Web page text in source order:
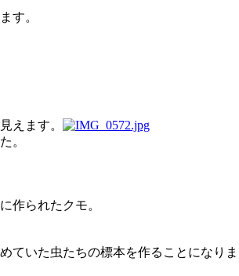
す。
えます。
。
作られたクモ。
ていた虫たちの標本を作ることになり